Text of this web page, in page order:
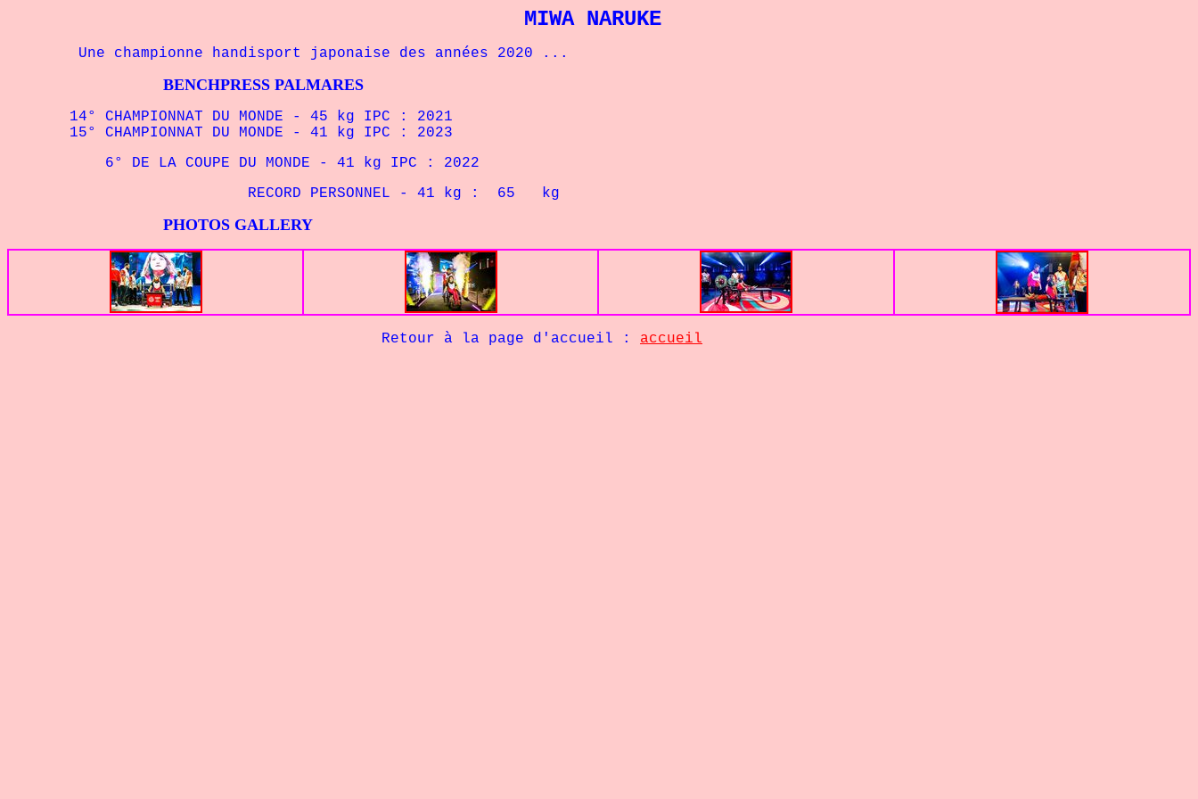
MIWA NARUKE
Une championne handisport japonaise des années 2020 ...
BENCHPRESS PALMARES
14° CHAMPIONNAT DU MONDE - 45 kg IPC : 2021
15° CHAMPIONNAT DU MONDE - 41 kg IPC : 2023
6° DE LA COUPE DU MONDE - 41 kg IPC : 2022
RECORD PERSONNEL - 41 kg : 65 kg
PHOTOS GALLERY
Retour à la page d'accueil : accueil